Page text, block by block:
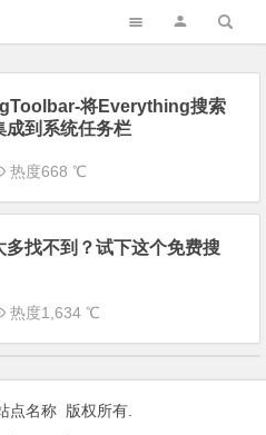
将Everything搜索
成到系统任务栏
热度668 ℃
多找不到？试下这个免费搜
热度1,634 ℃
点名称 版权所有.